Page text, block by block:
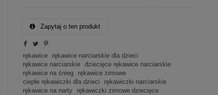
Zapytaj o ten produkt
rękawice
rękawice narciarskie dla dzieci
rękawice narciarskie
dziecięce rękawice narciarskie
rękawice na śnieg
rękawice zimowe
ciepłe rękawiczki dla dzieci
rękawiczki narciarskie
rękawice na narty
rękawiczki zimowe dziecięce